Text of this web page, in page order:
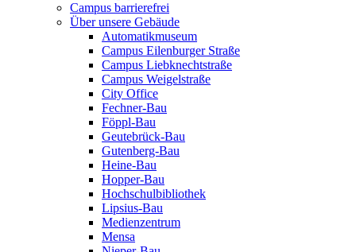
Campus barrierefrei
Über unsere Gebäude
Automatikmuseum
Campus Eilenburger Straße
Campus Liebknechtstraße
Campus Weigelstraße
City Office
Fechner-Bau
Föppl-Bau
Geutebrück-Bau
Gutenberg-Bau
Heine-Bau
Hopper-Bau
Hochschulbibliothek
Lipsius-Bau
Medienzentrum
Mensa